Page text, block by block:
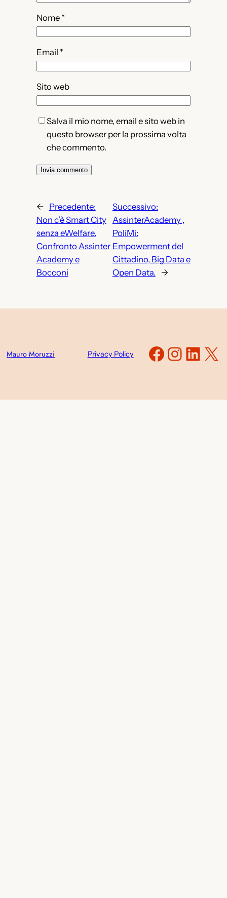
Nome *
Email *
Sito web
Salva il mio nome, email e sito web in
questo browser per la prossima volta
che commento.
←
Precedente:
Non c’è Smart City
senza eWelfare.
Confronto Assinter
Academy e
Bocconi
Successivo:
AssinterAcademy ,
PoliMi:
Empowerment del
Cittadino, Big Data e
Open Data.
→
Mauro Moruzzi Privacy Policy X